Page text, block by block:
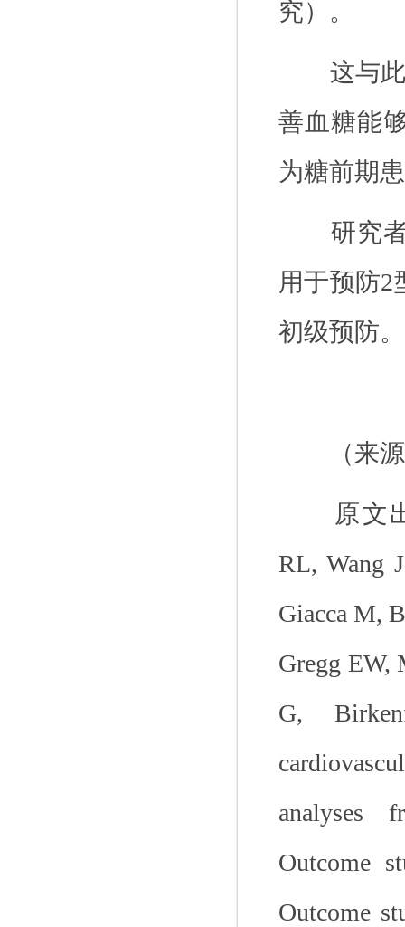
究）。
这与
善血糖能
为糖前期
研究
用于预防2
初级预防。
（来
原文
RL, Wang
Giacca M,
Gregg EW,
G,
analyses
Outcome
Outcome